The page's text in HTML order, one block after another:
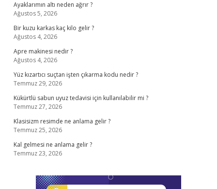
Ayaklarımın altı neden ağrır ?
Ağustos 5, 2026
Bir kuzu karkas kaç kilo gelir ?
Ağustos 4, 2026
Apre makinesi nedir ?
Ağustos 4, 2026
Yüz kızartıcı suçtan işten çıkarma kodu nedir ?
Temmuz 29, 2026
Kükürtlü sabun uyuz tedavisi için kullanılabilir mi ?
Temmuz 27, 2026
Klasisizm resimde ne anlama gelir ?
Temmuz 25, 2026
Kal gelmesi ne anlama gelir ?
Temmuz 23, 2026